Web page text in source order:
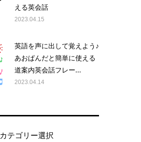
える英会話
2023.04.15
英語を声に出して覚えよう♪
あおぱんだと簡単に使える
道案内英会話フレー...
2023.04.14
カテゴリー選択